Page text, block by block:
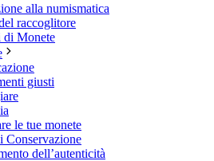
alla numismatica
raccoglitore
Monete
giusti
le tue monete
Conservazione
dell’autenticità